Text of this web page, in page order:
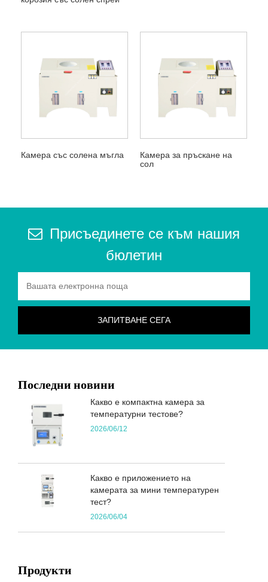
Камера със солена мъгла
Камера за пръскане на
сол
Присъединете се към нашия
бюлетин
Последни новини
Какво е компактна камера за
температурни тестове?
2026/06/12
Какво е приложението на
камерата за мини температурен
тест?
2026/06/04
Продукти